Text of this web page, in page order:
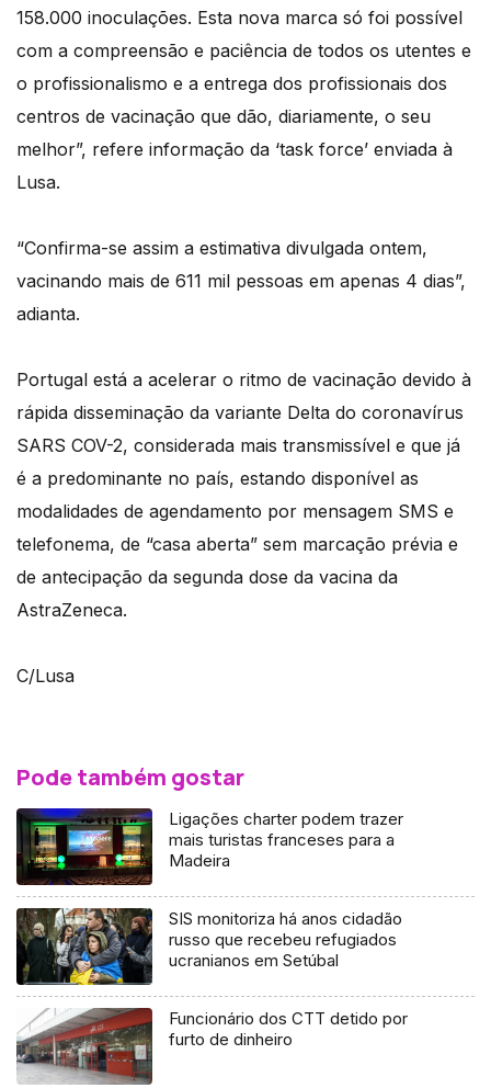
158.000 inoculações. Esta nova marca só foi possível
com a compreensão e paciência de todos os utentes e
o profissionalismo e a entrega dos profissionais dos
centros de vacinação que dão, diariamente, o seu
melhor”, refere informação da ‘task force’ enviada à
Lusa.
“Confirma-se assim a estimativa divulgada ontem,
vacinando mais de 611 mil pessoas em apenas 4 dias”,
adianta.
Portugal está a acelerar o ritmo de vacinação devido à
rápida disseminação da variante Delta do coronavírus
SARS COV-2, considerada mais transmissível e que já
é a predominante no país, estando disponível as
modalidades de agendamento por mensagem SMS e
telefonema, de “casa aberta” sem marcação prévia e
de antecipação da segunda dose da vacina da
AstraZeneca.
C/Lusa
Pode também gostar
Ligações charter podem trazer
mais turistas franceses para a
Madeira
SIS monitoriza há anos cidadão
russo que recebeu refugiados
ucranianos em Setúbal
Funcionário dos CTT detido por
furto de dinheiro